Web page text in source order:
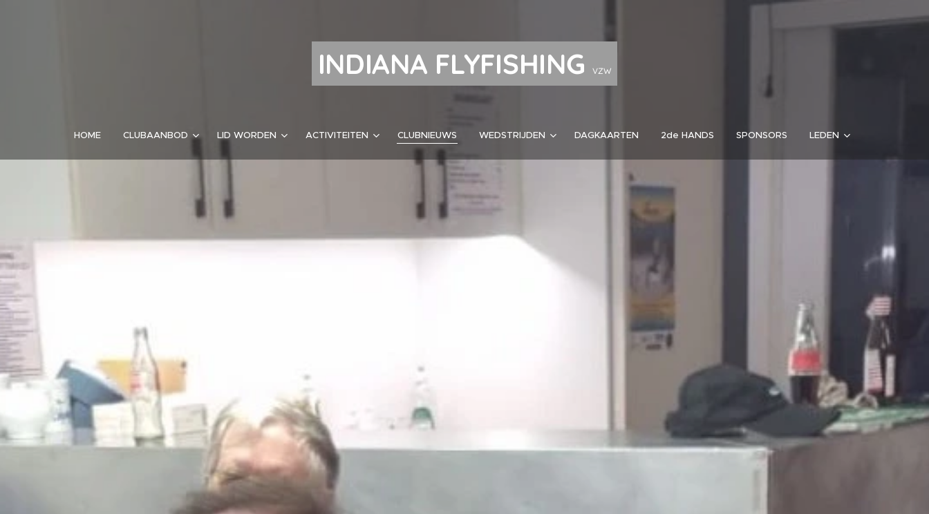
INDIANA FLYFISHINGVZW
HOME CLUBAANBOD LID WORDEN ACTIVITEITEN CLUBNIEUWS WEDSTRIJDEN DAGKAARTEN 2de HANDS SPONSORS LEDEN